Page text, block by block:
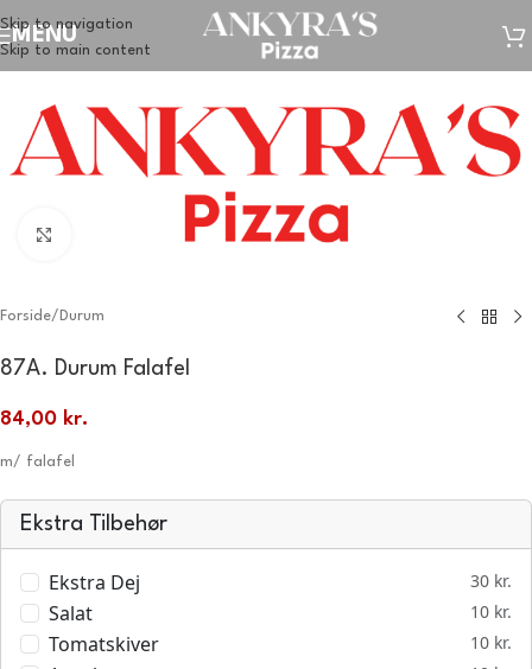
Skip to navigation
Skip to main content
MENU
Forside/ Durum
87A. Durum Falafel
84,00 kr.
m/ falafel